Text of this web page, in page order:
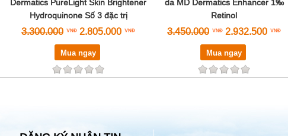
Dermatics PureLight Skin Brightener
Hydroquinone Số 3 đặc trị
3.300.000 2.805.000
Mua ngay
da MD Dermatics Enhancer 1‰
Retinol
3.450.000 2.932.500
Mua ngay